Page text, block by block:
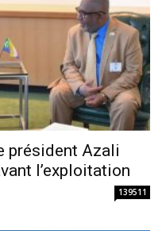
président Azali
l’exploitation
139511